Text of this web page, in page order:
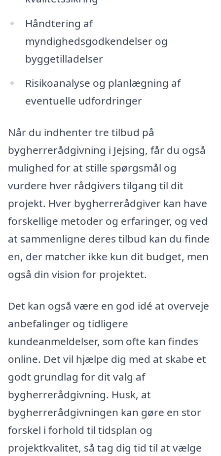
Håndtering af
myndighedsgodkendelser og
byggetilladelser
Risikoanalyse og planlægning af
eventuelle udfordringer
Når du indhenter tre tilbud på
bygherrerådgivning i Jejsing, får du også
mulighed for at stille spørgsmål og
vurdere hver rådgivers tilgang til dit
projekt. Hver bygherrerådgiver kan have
forskellige metoder og erfaringer, og ved
at sammenligne deres tilbud kan du finde
en, der matcher ikke kun dit budget, men
også din vision for projektet.
Det kan også være en god idé at overveje
anbefalinger og tidligere
kundeanmeldelser, som ofte kan findes
online. Det vil hjælpe dig med at skabe et
godt grundlag for dit valg af
bygherrerådgivning. Husk, at
bygherrerådgivningen kan gøre en stor
forskel i forhold til tidsplan og
projektkvalitet, så tag dig tid til at vælge